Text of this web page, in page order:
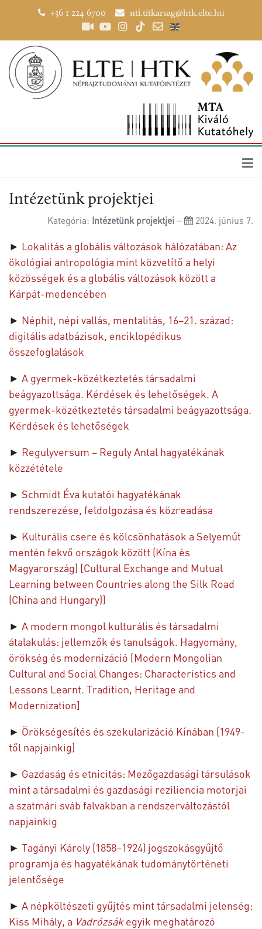
+36 1 224 6700 nti.titkarsag@htk.elte.hu
Intézetünk projektjei
Kategória: Intézetünk projektjei 2024. június 7.
► Lokalitás a globális változások hálózatában: Az
ökológiai antropológia mint közvetítő a helyi
közösségek és a globális változások között a
Kárpát-medencében
► Néphit, népi vallás, mentalitás, 16–21. század:
digitális adatbázisok, enciklopédikus
összefoglalások
► A gyermek-közétkeztetés társadalmi
beágyazottsága. Kérdések és lehetőségek. A
gyermek-közétkeztetés társadalmi beágyazottsága.
Kérdések és lehetőségek
► Regulyversum – Reguly Antal hagyatékának
közzététele
► Schmidt Éva kutatói hagyatékának
rendszerezése, feldolgozása és közreadása
► Kulturális csere és kölcsönhatások a Selyemút
mentén fekvő országok között (Kína és
Magyarország) [Cultural Exchange and Mutual
Learning between Countries along the Silk Road
(China and Hungary)]
► A modern mongol kulturális és társadalmi
átalakulás: jellemzők és tanulságok. Hagyomány,
örökség és modernizáció [Modern Mongolian
Cultural and Social Changes: Characteristics and
Lessons Learnt. Tradition, Heritage and
Modernization]
► Örökségesítés és szekularizáció Kínában (1949-
től napjainkig)
► Gazdaság és etnicitás: Mezőgazdasági társulások
mint a társadalmi és gazdasági reziliencia motorjai
a szatmári sváb falvakban a rendszerváltozástól
napjainkig
► Tagányi Károly (1858–1924) jogszokásgyűjtő
programja és hagyatékának tudománytörténeti
jelentősége
► A népköltészeti gyűjtés mint társadalmi jelenség:
Kiss Mihály, a Vadrózsákegyik meghatározó